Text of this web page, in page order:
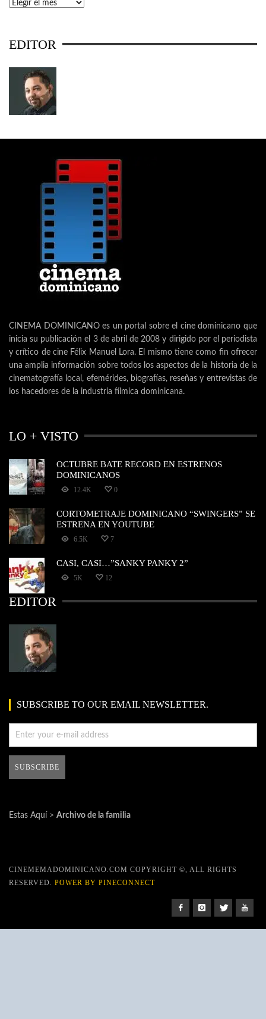
Archivos
EDITOR
CINEMA DOMINICANO es un portal sobre el cine dominicano que
inicia su publicación el 3 de abril de 2008 y dirigido por el periodista
y crítico de cine Félix Manuel Lora. El mismo tiene como fin ofrecer
una amplia información sobre todos los aspectos de la historia de la
cinematografía local, efemérides, biografías, reseñas y entrevistas de
los hacedores de la industria fílmica dominicana.
LO + VISTO
OCTUBRE BATE RECORD EN ESTRENOS
DOMINICANOS
12.4K 0
CORTOMETRAJE DOMINICANO “SWINGERS” SE
ESTRENA EN YOUTUBE
6.5K 7
CASI, CASI…”SANKY PANKY 2”
5K 12
EDITOR
SUBSCRIBE TO OUR EMAIL NEWSLETTER.
Estas Aquí > Archivo de la familia
CINEMEMADOMINICANO.COM COPYRIGHT ©, ALL RIGHTS
RESERVED. POWER BY PINECONNECT